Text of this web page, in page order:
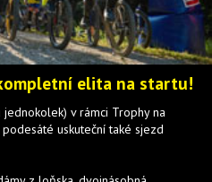
elita na startu!
jednokolek) v rámci Trophy na
uskuteční také sjezd